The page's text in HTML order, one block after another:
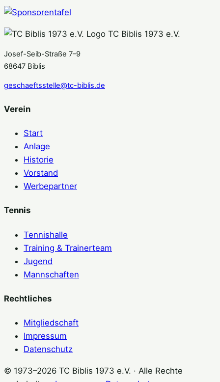
TC Biblis 1973 e.V.
Josef-Seib-Straße 7–9
68647 Biblis
geschaeftsstelle@tc-biblis.de
Verein
Start
Anlage
Historie
Vorstand
Werbepartner
Tennis
Tennishalle
Training & Trainerteam
Jugend
Mannschaften
Rechtliches
Mitgliedschaft
Impressum
Datenschutz
© 1973–2026 TC Biblis 1973 e.V. · Alle Rechte